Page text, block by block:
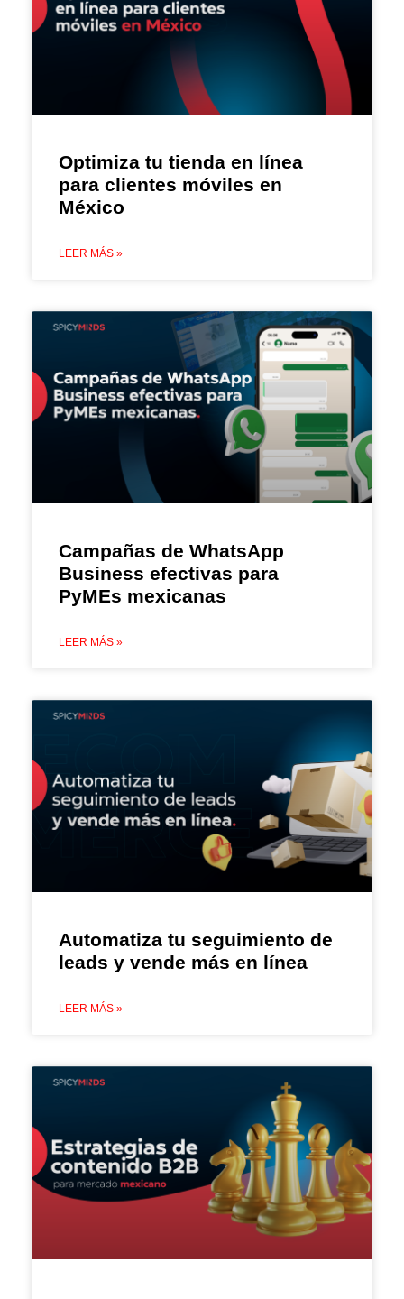
Optimiza tu tienda en línea
para clientes móviles en
México
LEER MÁS »
Campañas de WhatsApp
Business efectivas para
PyMEs mexicanas
LEER MÁS »
Automatiza tu seguimiento de
leads y vende más en línea
LEER MÁS »